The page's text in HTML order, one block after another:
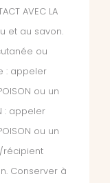
AVEC LA
et au savon.
ou
: appeler
ou un
: appeler
ou un
récipient
Conserver à